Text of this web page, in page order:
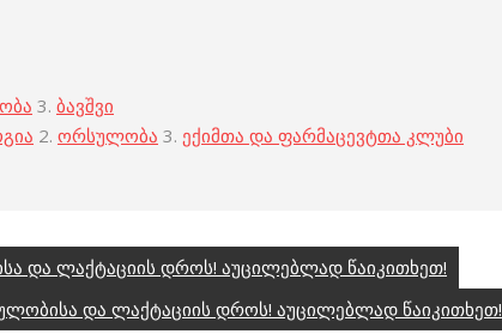
3. ბავშვი
2. ორსულობა 3. ექიმთა და ფარმაცევტთა კლუბი
და ლაქტაციის დროს! აუცილებლად წაიკითხეთ!
და ლაქტაციის დროს! აუცილებლად წაიკითხეთ!